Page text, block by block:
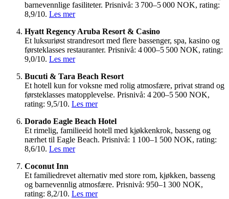
barnevennlige fasiliteter. Prisnivå: 3 700–5 000 NOK, rating:
8,9/10. Les mer
Hyatt Regency Aruba Resort & Casino
Et luksuriøst strandresort med flere bassenger, spa, kasino og
førsteklasses restauranter. Prisnivå: 4 000–5 500 NOK, rating:
9,0/10. Les mer
Bucuti & Tara Beach Resort
Et hotell kun for voksne med rolig atmosfære, privat strand og
førsteklasses matopplevelse. Prisnivå: 4 200–5 500 NOK,
rating: 9,5/10. Les mer
Dorado Eagle Beach Hotel
Et rimelig, familieeid hotell med kjøkkenkrok, basseng og
nærhet til Eagle Beach. Prisnivå: 1 100–1 500 NOK, rating:
8,6/10. Les mer
Coconut Inn
Et familiedrevet alternativ med store rom, kjøkken, basseng
og barnevennlig atmosfære. Prisnivå: 950–1 300 NOK,
rating: 8,2/10. Les mer